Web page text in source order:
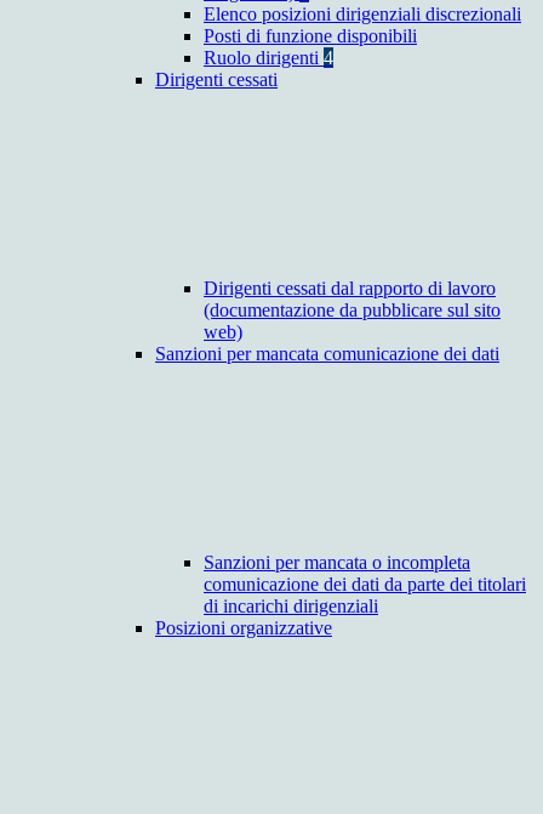
Elenco posizioni dirigenziali discrezionali
Posti di funzione disponibili
Ruolo dirigenti 4
Dirigenti cessati
Dirigenti cessati dal rapporto di lavoro
(documentazione da pubblicare sul sito
web)
Sanzioni per mancata comunicazione dei dati
Sanzioni per mancata o incompleta
comunicazione dei dati da parte dei titolari
di incarichi dirigenziali
Posizioni organizzative